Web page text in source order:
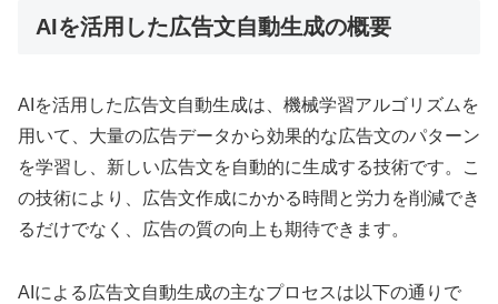
AIを活用した広告文自動生成の概要
AIを活用した広告文自動生成は、機械学習アルゴリズムを
用いて、大量の広告データから効果的な広告文のパターン
を学習し、新しい広告文を自動的に生成する技術です。こ
の技術により、広告文作成にかかる時間と労力を削減でき
るだけでなく、広告の質の向上も期待できます。
AIによる広告文自動生成の主なプロセスは以下の通りで